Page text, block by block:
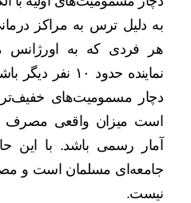
به دلیل ترس به مراکز
هر فردی که به اورژانس
نماینده حدود ۱۰
دچار مسمومیت‌های خفیف‌تر
است میزان واقعی مصرف
آمار رسمی باشد. با این
جامعه‌ای مسلمان است و
نیست.